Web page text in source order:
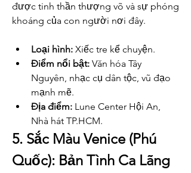
được tinh thần thượng võ và sự phóng
khoáng của con người nơi đây.
Loại hình: Xiếc tre kể chuyện.
Điểm nổi bật: Văn hóa Tây
Nguyên, nhạc cụ dân tộc, vũ đạo
mạnh mẽ.
Địa điểm: Lune Center Hội An,
Nhà hát TP.HCM.
5. Sắc Màu Venice (Phú
Quốc): Bản Tình Ca Lãng